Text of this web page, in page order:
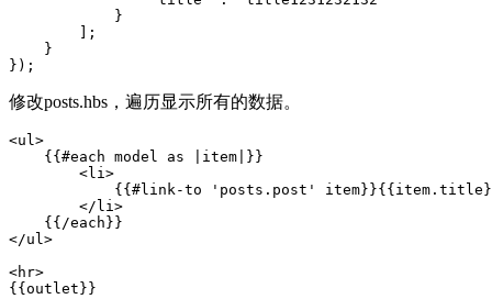
            }
        ];
    }
修改posts.hbs，遍历显示所有的数据。
<ul>
    {{#each model as |item|}}
        <li>
{{#link-to 'posts.post'
        </li>
    {{/each}}
</ul>
<hr>